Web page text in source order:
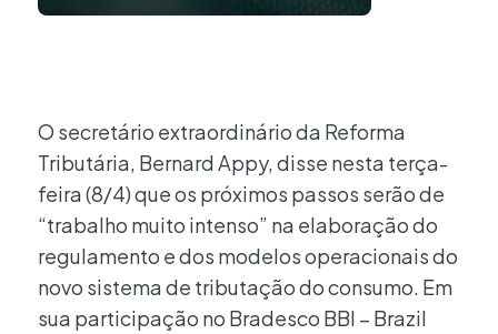
O secretário extraordinário da Reforma
Tributária, Bernard Appy, disse nesta terça-
feira (8/4) que os próximos passos serão de
“trabalho muito intenso” na elaboração do
regulamento e dos modelos operacionais do
novo sistema de tributação do consumo. Em
sua participação no Bradesco BBI – Brazil